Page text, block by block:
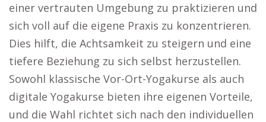
einer vertrauten Umgebung zu praktizieren und
sich voll auf die eigene Praxis zu konzentrieren.
Dies hilft, die Achtsamkeit zu steigern und eine
tiefere Beziehung zu sich selbst herzustellen.
Sowohl klassische Vor-Ort-Yogakurse als auch
digitale Yogakurse bieten ihre eigenen Vorteile,
und die Wahl richtet sich nach den individuellen